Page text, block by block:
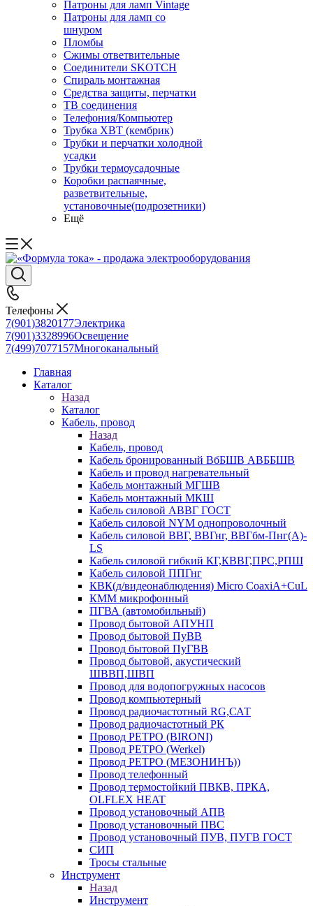
Патроны для ламп Vintage
Патроны для ламп со
шнуром
Пломбы
Сжимы ответвительные
Соединители SKOTCH
Спираль монтажная
Средства защиты, перчатки
ТВ соединения
Телефония/Компьютер
Трубка ХВТ (кембрик)
Трубки и перчатки холодной
усадки
Трубки термоусадочные
Коробки распаячные,
разветвительные,
установочные(подрозетники)
Ещё
Телефоны
7(901)3820177Электрика
7(901)3328996Освещение
7(499)7077157Многоканальный
Главная
Каталог
Назад
Каталог
Кабель, провод
Назад
Кабель, провод
Кабель бронированный ВбБШВ АВББШВ
Кабель и провод нагревательный
Кабель монтажный МГШВ
Кабель монтажный МКШ
Кабель силовой АВВГ ГОСТ
Кабель силовой NYM однопроволочный
Кабель силовой ВВГ, ВВГнг, ВВГбм-Пнг(А)-
LS
Кабель силовой гибкий КГ,КВВГ,ПРС,РПШ
Кабель силовой ППГнг
КВК(д/видеонаблюдения) Micro CoaxiA+CuL
КММ микрофонный
ПГВА (автомобильный)
Провод бытовой АПУНП
Провод бытовой ПуВВ
Провод бытовой ПуГВВ
Провод бытовой, акустический
ШВВП,ШВП
Провод для водопогружных насосов
Провод компьютерный
Провод радиочастотный RG,САТ
Провод радиочастотный РК
Провод РЕТРО (BIRONI)
Провод РЕТРО (Werkel)
Провод РЕТРО (МЕЗОНИНЪ))
Провод телефонный
Провод термостойкий ПВКВ, ПРКА,
OLFLEX HEAT
Провод установочный АПВ
Провод установочный ПВС
Провод установочный ПУВ, ПУГВ ГОСТ
СИП
Тросы стальные
Инструмент
Назад
Инструмент